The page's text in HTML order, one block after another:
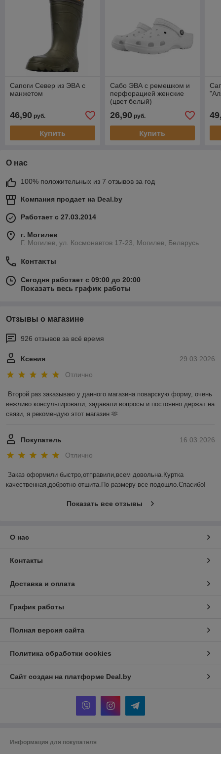
Сапоги Север из ЭВА с
манжетом
46,90 руб.
Купить
Сабо ЭВА с ремешком и
перфорацией женские
(цвет белый)
26,90руб.
Купить
О нас
100% положительных из 7 отзывов за год
Компания продает на Deal.by
Работает с 27.03.2014
г. Могилев
Г. Могилев, ул. Космонавтов 17-23, Могилев, Беларусь
Контакты
Сегодня работает с 09:00 до 20:00
Показать весь график работы
Отзывы о магазине
926 отзывов за всё время
29.03.2026
Ксения
Отлично
Второй раз заказываю у данного магазина поварскую форму, очень
вежливо консультировали, задавали вопросы и постоянно держат на
связи, я рекомендую этот магазин 🫶
16.03.2026
Покупатель
Отлично
Заказ оформили быстро,отправили,всем довольна.Куртка
качественная,добротно отшита.По размеру все подошло.Спасибо!
Показать все отзывы
О нас
Контакты
Доставка и оплата
График работы
Полная версия сайта
Политика обработки cookies
Сайт создан на платформе Deal.by
Информация для покупателя